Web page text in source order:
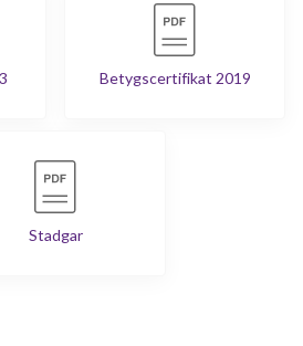
Betygscertifikat 2019
Stadgar